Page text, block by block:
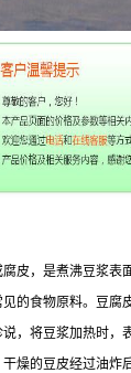
皮，是煮沸豆浆表
的食物原料。豆腐
，将豆浆加热时，
燥的豆皮经过油炸